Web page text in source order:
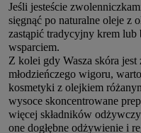
Jeśli jesteście
sięgnąć po naturalne oleje z
zastąpić tradycyjny krem
wsparciem.
Z kolei gdy Wasza skóra
młodzieńczego wigoru,
kosmetyki z olejkiem
wysoce skoncentrowane
więcej składników
one dogłębne odżywienie i